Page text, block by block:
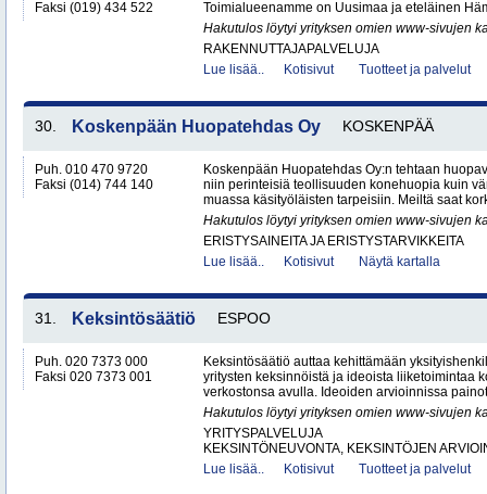
Faksi (019) 434 522
Toimialueenamme on Uusimaa ja eteläinen
Hakutulos löytyi yrityksen omien www-sivujen
RAKENNUTTAJAPALVELUJA
Lue lisää..
Kotisivut Tuotteet ja palvelut
30. Koskenpään Huopatehdas Oy KOSKENPÄÄ
Puh. 010 470 9720
Faksi (014) 744 140
Koskenpään Huopatehdas Oy:n tehtaan
niin perinteisiä teollisuuden konehuopia kuin
muassa käsityöläisten tarpeisiin. Meiltä saat
Hakutulos löytyi yrityksen omien www-sivujen
ERISTYSAINEITA JA ERISTYSTARVIKKEITA
Lue lisää..
Kotisivut Näytä kartalla
31. Keksintösäätiö ESPOO
Puh. 020 7373 000
Faksi 020 7373 001
Keksintösäätiö auttaa kehittämään
yritysten keksinnöistä ja ideoista liiketoimintaa
verkostonsa avulla. Ideoiden arvioinnissa
Hakutulos löytyi yrityksen omien www-sivujen
YRITYSPALVELUJA
KEKSINTÖNEUVONTA, KEKSINTÖJEN
Lue lisää..
Kotisivut Tuotteet ja palvelut